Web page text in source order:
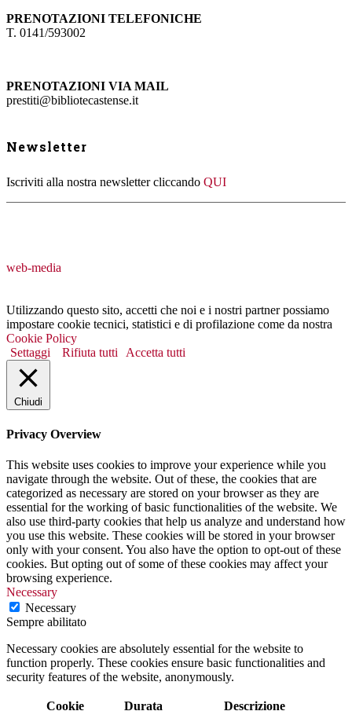
PRENOTAZIONI TELEFONICHE
T. 0141/593002
PRENOTAZIONI VIA MAIL
prestiti@bibliotecastense.it
Newsletter
Iscriviti alla nostra newsletter cliccando QUI
web-media
Utilizzando questo sito, accetti che noi e i nostri partner possiamo
impostare cookie tecnici, statistici e di profilazione come da nostra
Cookie Policy
Settaggi
Rifiuta tutti Accetta tutti
Chiudi
Privacy Overview
This website uses cookies to improve your experience while you
navigate through the website. Out of these, the cookies that are
categorized as necessary are stored on your browser as they are
essential for the working of basic functionalities of the website. We
also use third-party cookies that help us analyze and understand how
you use this website. These cookies will be stored in your browser
only with your consent. You also have the option to opt-out of these
cookies. But opting out of some of these cookies may affect your
browsing experience.
Necessary
Necessary
Sempre abilitato
Necessary cookies are absolutely essential for the website to
function properly. These cookies ensure basic functionalities and
security features of the website, anonymously.
Cookie Durata Descrizione